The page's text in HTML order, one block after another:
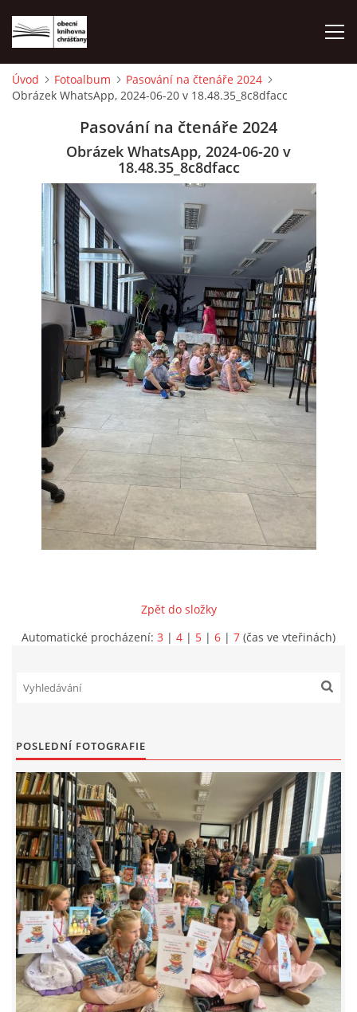
ÚVOD
LETNÍ KINO 2026
VÝPŮJČNÍ DOBA
KONTAKTY
ON-LINE KATALOG
WEBOVÁ KAMERA
VIDEA Z DRONU
STREET ART
"KNIHOBUDKY"
ČASOSBĚRY - CHRÁŠŤANY
E-KNIHY DO KAŽDÉ KNIHOVNY
FREE WIFI
VÝZNAČNÍ RODÁCI
FOTOALBUM
PODĚKOVÁNÍ
NAPSALI O NÁS....
Úvod Fotoalbum
Pasování na čtenáře 2024
Obrázek WhatsApp, 2024-06-20 v 18.48.35_8c8dfacc
Pasování na čtenáře 2024
Obrázek WhatsApp, 2024-06-20 v
18.48.35_8c8dfacc
Zpět do složky
Automatické procházení: 3 | 4 | 5 | 6 | 7 (čas ve vteřinách)
POSLEDNÍ FOTOGRAFIE